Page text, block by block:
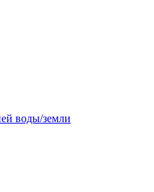
воды/земли